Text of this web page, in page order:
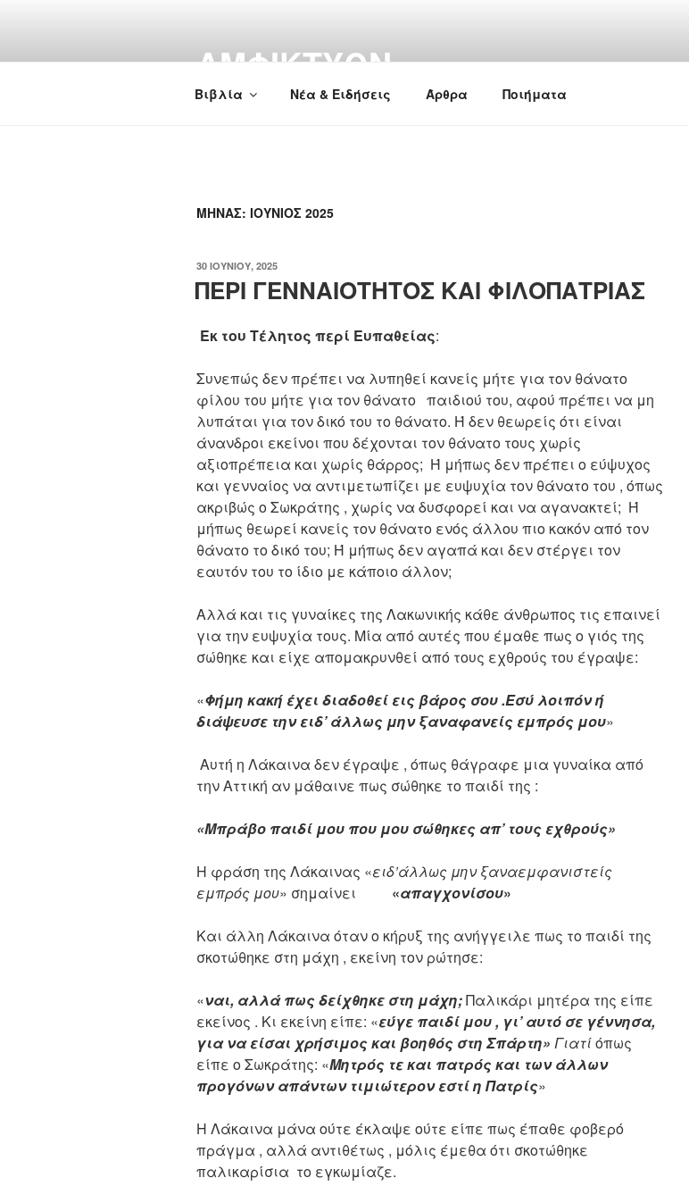
ΑΜΦΙΚΤΎΩΝ
Βιβλία Νέα & Ειδήσεις Άρθρα Ποιήματα
ΜΉΝΑΣ: ΙΟΎΝΙΟΣ 2025
ΔΗΜΟΣΙΕΎΤΗΚΕ
30 ΙΟΥΝΊΟΥ, 2025
ΠΕΡΙ ΓΕΝΝΑΙΟΤΗΤΟΣ ΚΑΙ ΦΙΛΟΠΑΤΡΙΑΣ
Εκ του Τέλητος περί Ευπαθείας:
Συνεπώς δεν πρέπει να λυπηθεί κανείς μήτε για τον θάνατο
φίλου του μήτε για τον θάνατο παιδιού του, αφού πρέπει να μη
λυπάται για τον δικό του το θάνατο. Ή δεν θεωρείς ότι είναι
άνανδροι εκείνοι που δέχονται τον θάνατο τους χωρίς
αξιοπρέπεια και χωρίς θάρρος; Ή μήπως δεν πρέπει ο εύψυχος
και γενναίος να αντιμετωπίζει με ευψυχία τον θάνατο του , όπως
ακριβώς ο Σωκράτης , χωρίς να δυσφορεί και να αγανακτεί; Ή
μήπως θεωρεί κανείς τον θάνατο ενός άλλου πιο κακόν από τον
θάνατο το δικό του; Ή μήπως δεν αγαπά και δεν στέργει τον
εαυτόν του το ίδιο με κάποιο άλλον;
Αλλά και τις γυναίκες της Λακωνικής κάθε άνθρωπος τις επαινεί
για την ευψυχία τους. Μία από αυτές που έμαθε πως ο γιός της
σώθηκε και είχε απομακρυνθεί από τους εχθρούς του έγραψε:
«Φήμη κακή έχει διαδοθεί εις βάρος σου .Εσύ λοιπόν ή
διάψευσε την ειδ’ άλλως μην ξαναφανείς εμπρός μου»
Αυτή η Λάκαινα δεν έγραψε , όπως θάγραφε μια γυναίκα από
την Αττική αν μάθαινε πως σώθηκε το παιδί της :
«Μπράβο παιδί μου που μου σώθηκες απ’ τους εχθρούς»
Η φράση της Λάκαινας «ειδ’άλλως μην ξαναεμφανιστείς
εμπρός μου» σημαίνει «απαγχονίσου»
Και άλλη Λάκαινα όταν ο κήρυξ της ανήγγειλε πως το παιδί της
σκοτώθηκε στη μάχη , εκείνη τον ρώτησε:
«ναι, αλλά πως δείχθηκε στη μάχη;Παλικάρι μητέρα της είπε
εκείνος . Κι εκείνη είπε: «εύγε παιδί μου , γι’ αυτό σε γέννησα,
για να είσαι χρήσιμος και βοηθός στη Σπάρτη» Γιατίόπως
είπε ο Σωκράτης: «Μητρός τε και πατρός και των άλλων
προγόνων απάντων τιμιώτερον εστί η Πατρίς»
Η Λάκαινα μάνα ούτε έκλαψε ούτε είπε πως έπαθε φοβερό
πράγμα , αλλά αντιθέτως , μόλις έμεθα ότι σκοτώθηκε
παλικαρίσια το εγκωμίαζε.